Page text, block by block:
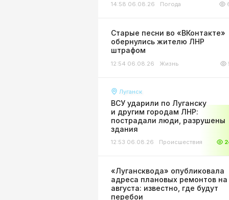
14:58 06.08.26 Погода
Старые песни во «ВКонтакте»
обернулись жителю ЛНР
штрафом
12:54 06.08.26 Жизнь
Луганск
ВСУ ударили по Луганску
и другим городам ЛНР:
пострадали люди, разрушены
здания
12:53 06.08.26 Происшествия
«Лугансквода» опубликовала
адреса плановых ремонтов на
августа: известно, где будут
перебои